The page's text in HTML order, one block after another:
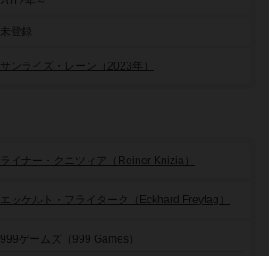
未登録
サンライズ・レーン（2023年）
ライナー・クニツィア（Reiner Knizia）
エッケルト・フライターク（Eckhard Freytag）
999ゲームズ（999 Games）